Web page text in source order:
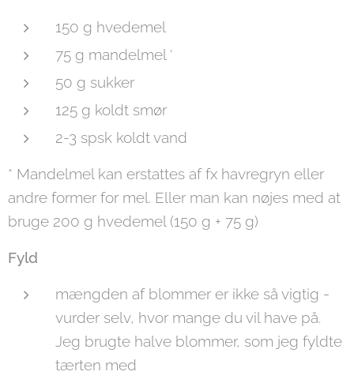
150 g hvedemel
75 g mandelmel '
50 g sukker
125 g koldt smør
2-3 spsk koldt vand
* Mandelmel kan erstattes af fx havregryn eller
andre former for mel. Eller man kan nøjes med at
bruge 200 g hvedemel (150 g + 75 g)
Fyld
mængden af blommer er ikke så vigtig -
vurder selv, hvor mange du vil have på.
Jeg brugte halve blommer, som jeg fyldte
tærten med